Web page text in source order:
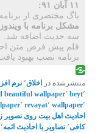
۱۱ آبان ۹۱:
باگ مختصری از
مشکل برنامه با ویندوز XP حل شد
سه حدیث اضافه شد.
قلم پیش فرض متن
برنامه نصب بهبود
منتشرشده در اخلاق٬ نرم
beyt٬ beautiful wallpaper٬
wallpaper٬ revayat٬ ٬
احادیث اهل بیت روی تصویر
کافی٬ تصاویر با احادیث ائمه٬